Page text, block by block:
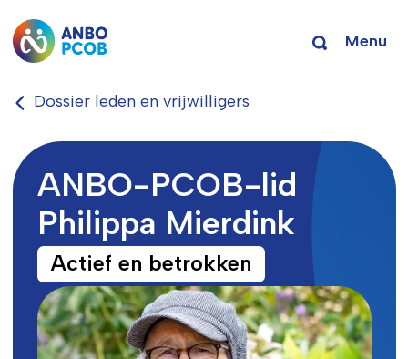
Menu
Dossier leden en vrijwilligers
ANBO-PCOB-lid
Philippa Mierdink
Actief en betrokken